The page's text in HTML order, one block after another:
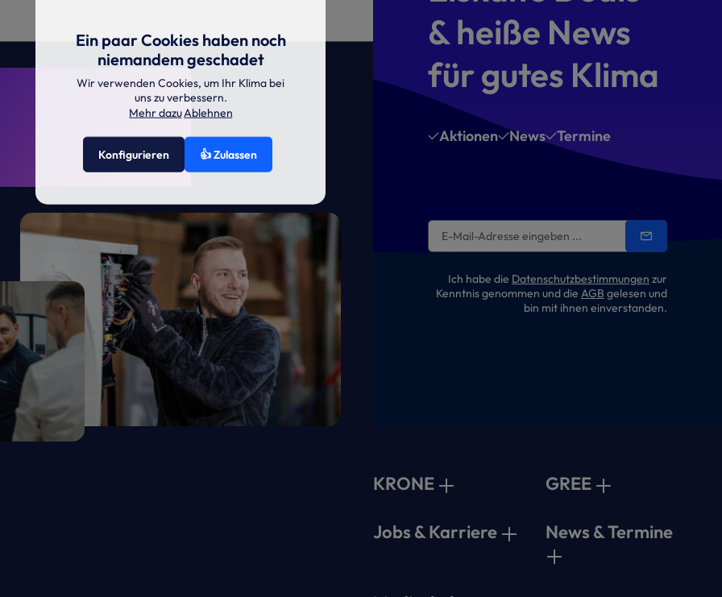
& heiße News
für gutes Klima
Aktionen News Termine
Ich habe die Datenschutzbestimmungen zur
Kenntnis genommen und die AGB gelesen und
bin mit ihnen einverstanden.
KRONE GREE
Jobs & Karriere News & Termine
Ein paar Cookies haben noch
niemandem geschadet
Wir verwenden Cookies, um Ihr Klima bei
uns zu verbessern.
Mehr dazuAblehnen
Konfigurieren 👍 Zulassen